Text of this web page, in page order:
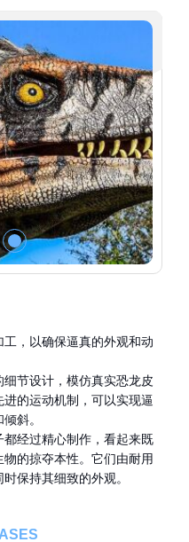
，以确保逼真的外观和动
节设计，模仿真实恐龙皮
的运动机制，可以实现逼
斜。
经过精心制作，看起来既
的掠夺本性。它们由耐用
保持其细致的外观。